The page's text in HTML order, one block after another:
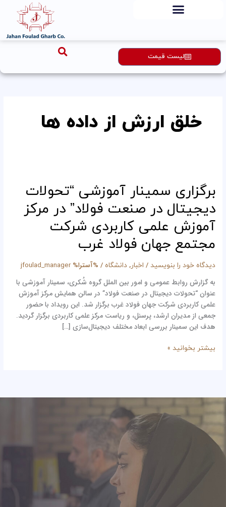
لیست قیمت
خلق ارزش از داده ها
برگزاری سمینار آموزشی “تحولات
دیجیتال در صنعت فولاد” در مرکز
آموزش علمی کاربردی شرکت
مجتمع جهان فولاد غرب
دیدگاه‌ خود را بنویسید / اخبار,دانشگاه / %آسترا% jfoulad_manager
به گزارش روابط عمومی و امور بین الملل گروه شُکری، سمینار آموزشی با
عنوان “تحولات دیجیتال در صنعت فولاد” در سالن همایش مرکز آموزش
علمی کاربردی شرکت جهان فولاد غرب برگزار شد. این رویداد با حضور
جمعی از مدیران ارشد، پرسنل، و ریاست مرکز علمی کاربردی برگزار گردید.
هدف این سمینار بررسی ابعاد مختلف دیجیتال‌سازی […]
آموزشی
“تحولات
دیجیتال
در
صنعت
فولاد”
مرکز
آموزش
علمی
کاربردی
شرکت
مجتمع
فولاد
غرب
بیشتر بخوانید »